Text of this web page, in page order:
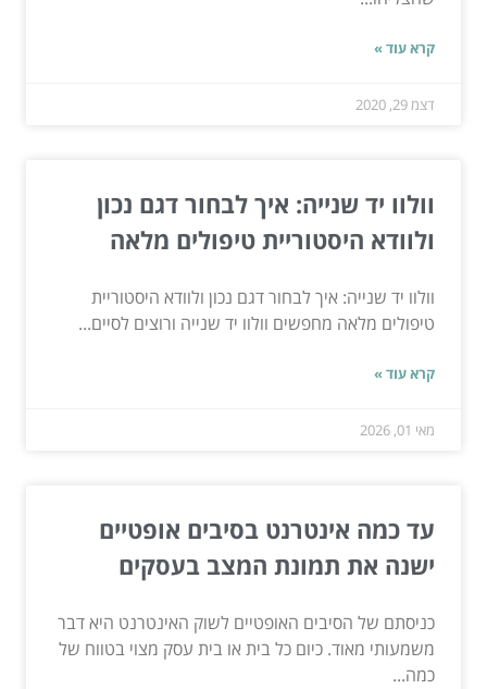
קרא עוד »
דצמ 29, 2020
וולוו יד שנייה: איך לבחור דגם נכון
ולוודא היסטוריית טיפולים מלאה
וולוו יד שנייה: איך לבחור דגם נכון ולוודא היסטוריית
טיפולים מלאה מחפשים וולוו יד שנייה ורוצים לסיים...
קרא עוד »
מאי 01, 2026
עד כמה אינטרנט בסיבים אופטיים
ישנה את תמונת המצב בעסקים
כניסתם של הסיבים האופטיים לשוק האינטרנט היא דבר
משמעותי מאוד. כיום כל בית או בית עסק מצוי בטווח של
כמה...